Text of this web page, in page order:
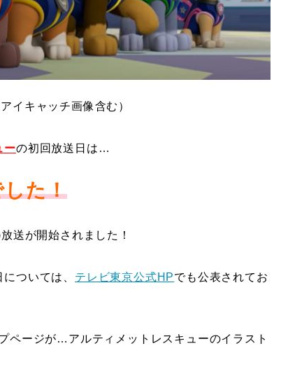
イキャッチ画像含む）
ーの初回放送日は…
た！
送が開始されました！
ついては、 テレビ東京公式HPでも公表されてお
ページが…アルティメットレスキューのイラスト